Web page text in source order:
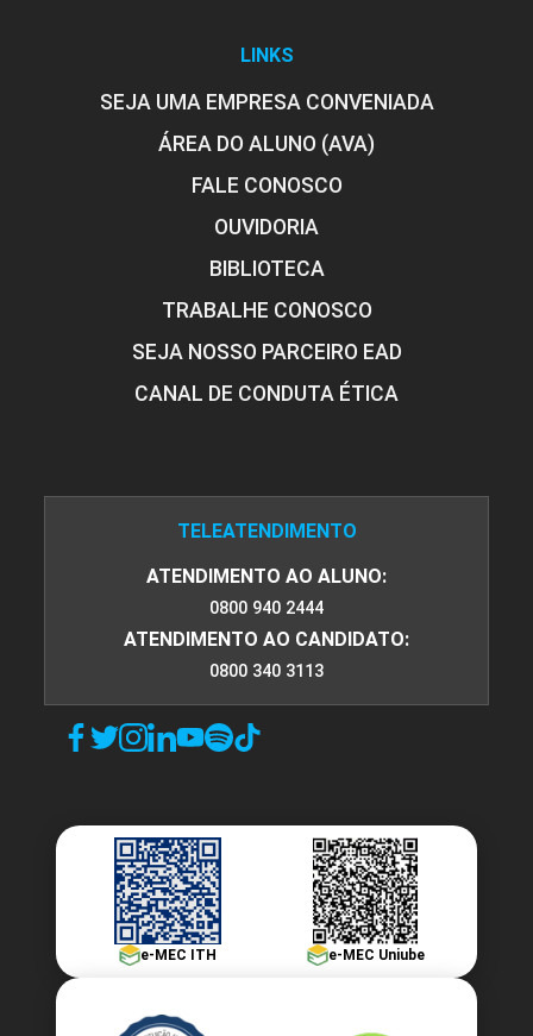
LINKS
SEJA UMA EMPRESA CONVENIADA
ÁREA DO ALUNO (AVA)
FALE CONOSCO
OUVIDORIA
BIBLIOTECA
TRABALHE CONOSCO
SEJA NOSSO PARCEIRO EAD
CANAL DE CONDUTA ÉTICA
TELEATENDIMENTO
ATENDIMENTO AO ALUNO:
0800 940 2444
ATENDIMENTO AO CANDIDATO:
0800 340 3113
e-MEC ITH e-MEC Uniube